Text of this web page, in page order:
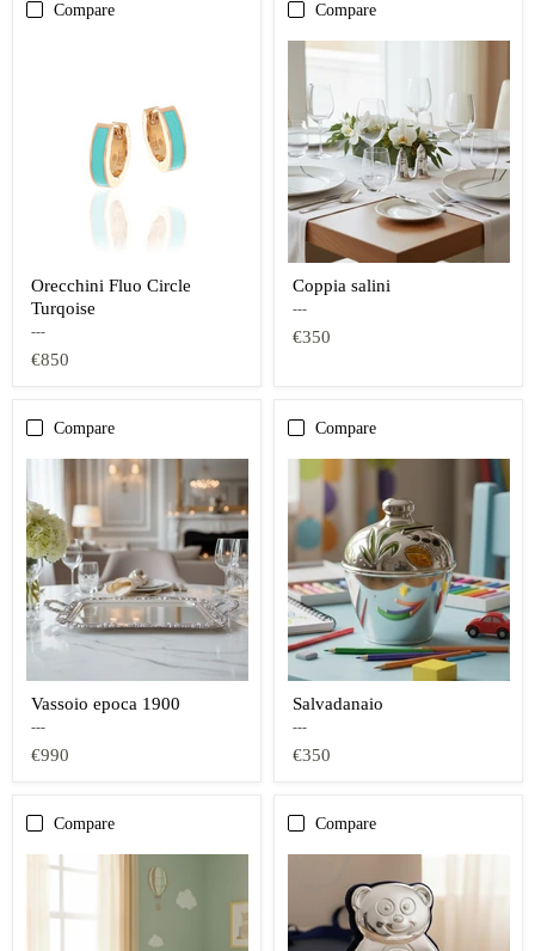
Compare
Orecchini Fluo Circle
Turqoise
---
€850
Compare
Coppia salini
---
€350
Compare
Vassoio epoca 1900
---
€990
Compare
Salvadanaio
---
€350
Compare Compare